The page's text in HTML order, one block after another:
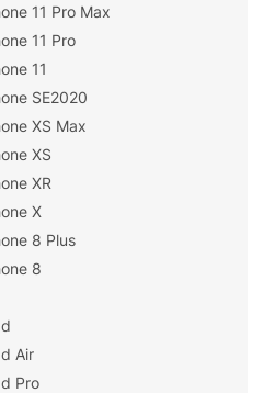
11 Pro Max
11 Pro
11
SE2020
XS Max
XS
XR
X
8 Plus
8
Air
Pro